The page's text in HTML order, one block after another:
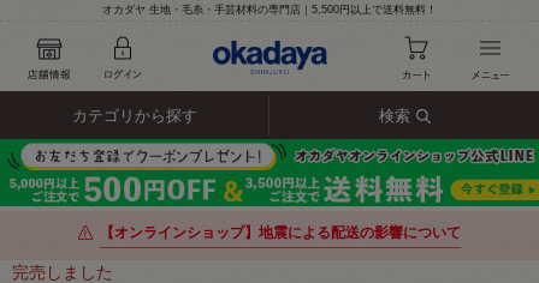
オカダヤ 生地・毛糸・手芸材料の専門店｜5,500円以上で送料無料！
カテゴリから探す 検索
【オンラインショップ】地震による配送の影響について
完売しました